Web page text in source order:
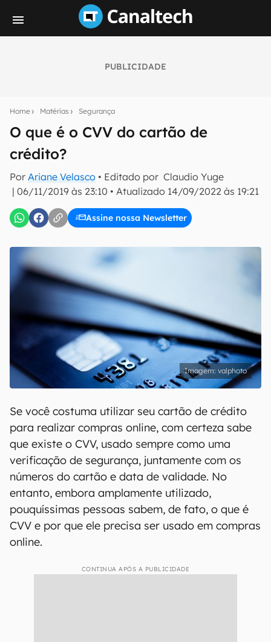
PUBLICIDADE
Home Matérias Segurança
O que é o CVV do cartão de
crédito?
Por Ariane Velasco • Editado por Claudio Yuge
| 06/11/2019 às 23:10 • Atualizado 14/09/2022 às 19:21
Assine nossa Newsletter
notícias e reviews sobre tecnologia em primeira
E-mail
Uso e Política de Privacidade do Canaltech.
valphoto
Se você costuma utilizar seu cartão de crédito
para realizar compras online, com certeza sabe
que existe o CVV, usado sempre como uma
verificação de segurança, juntamente com os
números do cartão e data de validade. No
entanto, embora amplamente utilizado,
pouquíssimas pessoas sabem, de fato, o que é
CVV e por que ele precisa ser usado em compras
online.
CONTINUA APÓS A PUBLICIDADE